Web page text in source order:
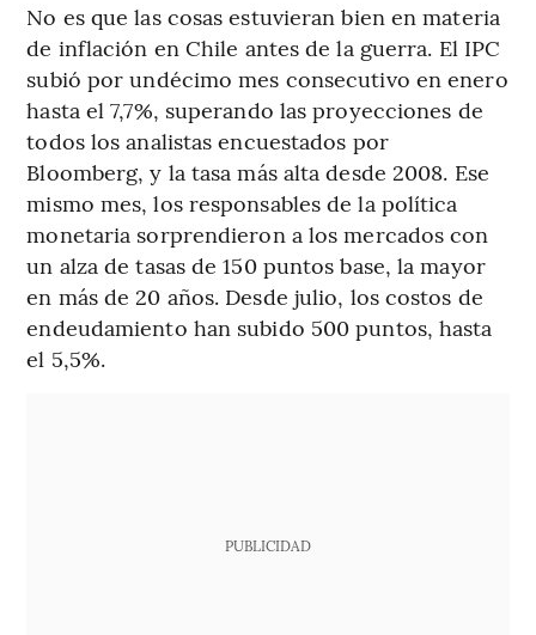
No es que las cosas estuvieran bien en materia
de inflación en Chile antes de la guerra. El IPC
subió por undécimo mes consecutivo en enero
hasta el 7,7%, superando las proyecciones de
todos los analistas encuestados por
Bloomberg, y la tasa más alta desde 2008. Ese
mismo mes, los responsables de la política
monetaria sorprendieron a los mercados con
un alza de tasas de 150 puntos base, la mayor
en más de 20 años. Desde julio, los costos de
endeudamiento han subido 500 puntos, hasta
el 5,5%.
PUBLICIDAD